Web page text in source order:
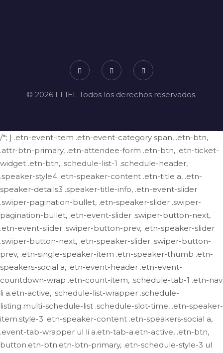
© 2026 FFIEL Todos los derechos reservados.
/*; } .etn-event-item .etn-event-category span, .etn-btn,
.attr-btn-primary, .etn-attendee-form .etn-btn, .etn-ticket-
widget .etn-btn, .schedule-list-1 .schedule-header,
.speaker-style4 .etn-speaker-content .etn-title a, .etn-
speaker-details3 .speaker-title-info, .etn-event-slider
.swiper-pagination-bullet, .etn-speaker-slider .swiper-
pagination-bullet, .etn-event-slider .swiper-button-next,
.etn-event-slider .swiper-button-prev, .etn-speaker-slider
.swiper-button-next, .etn-speaker-slider .swiper-button-
prev, .etn-single-speaker-item .etn-speaker-thumb .etn-
speakers-social a, .etn-event-header .etn-event-
countdown-wrap .etn-count-item, .schedule-tab-1 .etn-nav
li a.etn-active, .schedule-list-wrapper .schedule-
listing.multi-schedule-list .schedule-slot-time, .etn-speaker-
item.style-3 .etn-speaker-content .etn-speakers-social a,
.event-tab-wrapper ul li a.etn-tab-a.etn-active, .etn-btn,
button.etn-btn.etn-btn-primary, .etn-schedule-style-3 ul